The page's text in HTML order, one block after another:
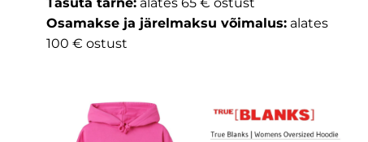
Osamakse ja järelmaksu võimalus: alates
100 € ostust